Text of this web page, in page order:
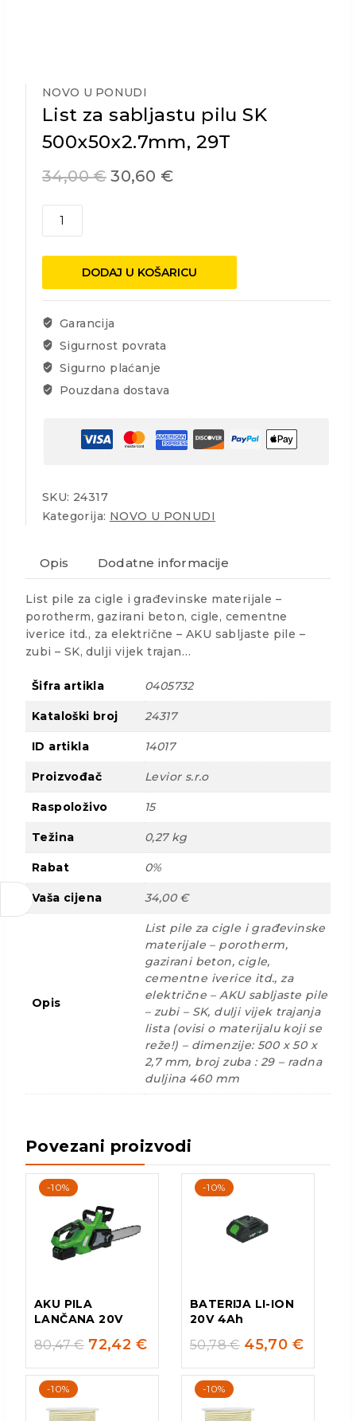
NOVO U PONUDI
List za sabljastu pilu SK
500x50x2.7mm, 29T
34,00€ 30,60 €
List
500x50x2.7mm,
29T
DODAJ U KOŠARICU
Garancija
Sigurnost povrata
Sigurno plaćanje
Pouzdana dostava
SKU: 24317
Kategorija: NOVO U PONUDI
Opis Dodatne informacije
List pile za cigle i građevinske materijale –
porotherm, gazirani beton, cigle, cementne
iverice itd., za električne – AKU sabljaste pile –
zubi – SK, dulji vijek trajan…
Šifra artikla 0405732
Kataloški broj 24317
ID artikla 14017
Proizvođač Levior s.r.o
Raspoloživo 15
Težina 0,27 kg
Rabat 0%
Vaša cijena 34,00 €
Opis
List pile za cigle i građevinske
materijale – porotherm,
gazirani beton, cigle,
cementne iverice itd., za
električne – AKU sabljaste pile
– zubi – SK, dulji vijek trajanja
lista (ovisi o materijalu koji se
reže!) – dimenzije: 500 x 50 x
2,7 mm, broj zuba : 29 – radna
duljina 460 mm
Povezani proizvodi
-10%
AKU PILA
LANČANA 20V
80,47€ 72,42 €
-10%
BATERIJA LI-ION
20V 4Ah
50,78€ 45,70 €
-10% -10%